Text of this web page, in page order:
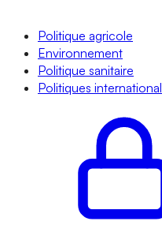
Politique agricole
Environnement
Politique sanitaire
Politiques